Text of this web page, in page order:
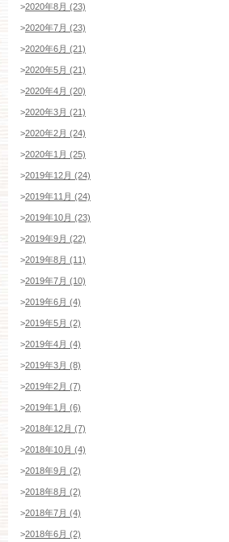
>2020年8月 (23)
>2020年7月 (23)
>2020年6月 (21)
>2020年5月 (21)
>2020年4月 (20)
>2020年3月 (21)
>2020年2月 (24)
>2020年1月 (25)
>2019年12月 (24)
>2019年11月 (24)
>2019年10月 (23)
>2019年9月 (22)
>2019年8月 (11)
>2019年7月 (10)
>2019年6月 (4)
>2019年5月 (2)
>2019年4月 (4)
>2019年3月 (8)
>2019年2月 (7)
>2019年1月 (6)
>2018年12月 (7)
>2018年10月 (4)
>2018年9月 (2)
>2018年8月 (2)
>2018年7月 (4)
>2018年6月 (2)